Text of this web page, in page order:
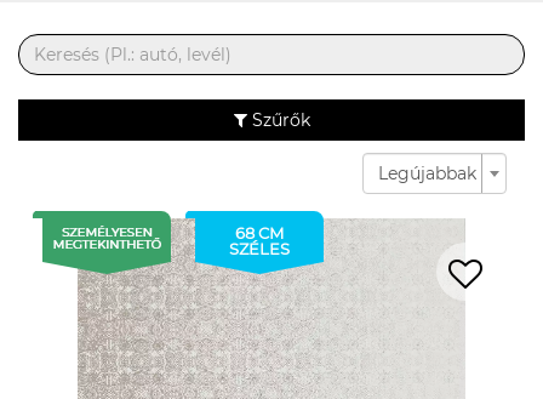
Szűrők
Legújabbak
68 CM
SZÉLES